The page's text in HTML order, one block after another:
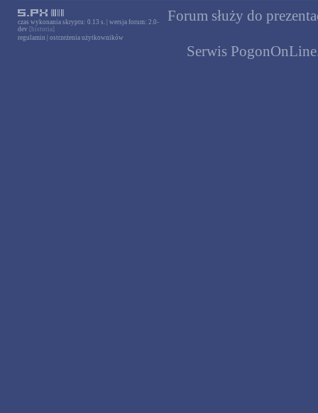
czas wykonania skryptu: 0.13 s. | wersja forum: 2.0-
dev [historia]
regulamin
ostrzeżenia użytkowników
Forum służy do
Serwis